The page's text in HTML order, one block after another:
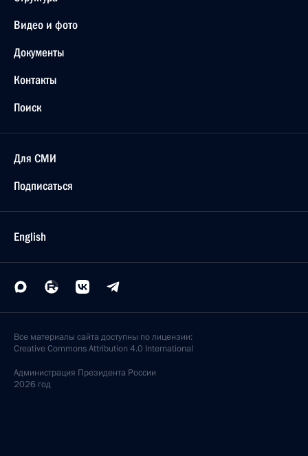
Видео и фото
Документы
Контакты
Поиск
Для СМИ
Подписаться
English
Все материалы сайта доступны по лицензии:
Creative Commons Attribution 4.0 International
Администрация Президента России
2026 год